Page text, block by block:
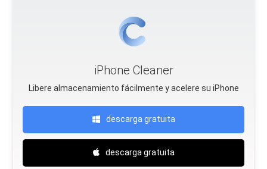
iPhone Cleaner
Libere almacenamiento fácilmente y acelere su iPhone
descarga gratuita
descarga gratuita